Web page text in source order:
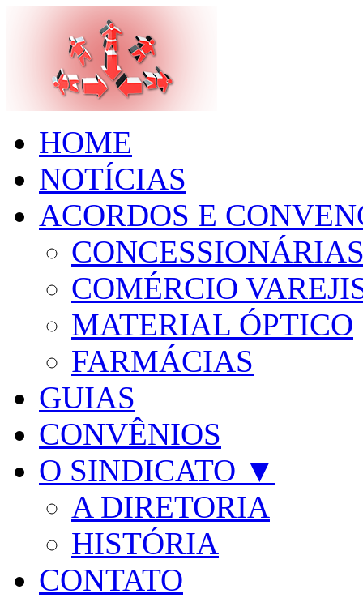
HOME
NOTÍCIAS
ACORDOS E
COMÉRCIO
MATERIAL ÓPTICO
FARMÁCIAS
GUIAS
CONVÊNIOS
O SINDICATO ▼
A DIRETORIA
HISTÓRIA
CONTATO